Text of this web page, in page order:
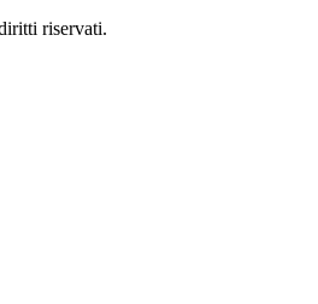
riservati.